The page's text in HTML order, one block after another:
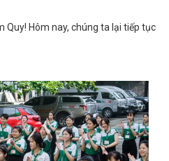
Quy! Hôm nay, chúng ta lại tiếp tục